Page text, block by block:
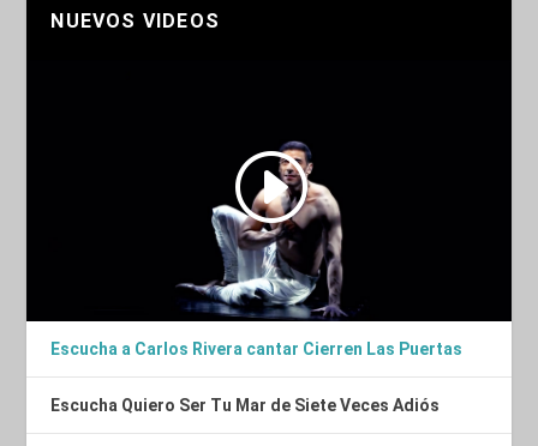
NUEVOS VIDEOS
Escucha a Carlos Rivera cantar Cierren Las Puertas
Escucha Quiero Ser Tu Mar de Siete Veces Adiós